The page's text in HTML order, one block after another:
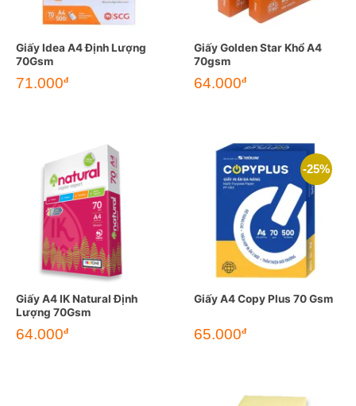
Giấy Idea A4 Định Lượng
70Gsm
71.000đ
Giấy Golden Star Khổ A4
70gsm
64.000đ
Giấy A4 IK Natural Định
Lượng 70Gsm
64.000đ
-25%
Giấy A4 Copy Plus 70 Gsm
Giá
gốc
65.000đGiá